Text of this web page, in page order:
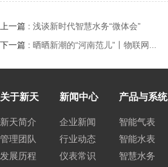
上一篇 : 浅谈新时代智慧水务“微体会”
下一篇 : 晒晒新潮的“河南范儿”丨物联网...
关于新天
新天简介
管理团队
发展历程
新闻中心
企业新闻
行业动态
仪表常识
产品与系统
智能气表
智能水表
智慧水务